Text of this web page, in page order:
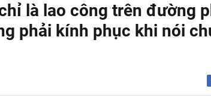
dầu doanh thu hơn 100.000 tỷ của Việt Nam lần đầu tiên
loại nhiên liệu mới
gần 368 tỷ đồng trả cổ tức trong tháng 8
là lao công trên đường
phải kính phục khi nói